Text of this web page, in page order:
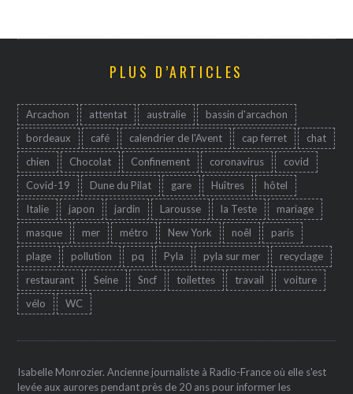
PLUS D’ARTICLES
Arcachon attentat australie
bassin d'arcachon
bordeaux
café calendrier de l'Avent cap ferret
chat
chien
Chocolat Confinement coronavirus
covid
Covid-19
Dune du Pilat gare Huîtres
hôtel
Italie
japon jardin Larousse la Teste
mariage
masque
mer métro New York noêl
paris
plage
pollution pq Pyla pyla sur mer
recyclage
restaurant
Seine Sncf toilettes travail
voiture
vélo
WC
Isabelle Monrozier. Ancienne journaliste à Radio-France où elle s'est
levée aux aurores pendant près de 20 ans pour informer les